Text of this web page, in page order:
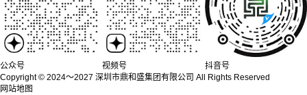
公众号 视频号
抖音号
Copyright © 2024～2027 深圳市鼎和盛集团有限公司 All Rights Reserved
网站地图